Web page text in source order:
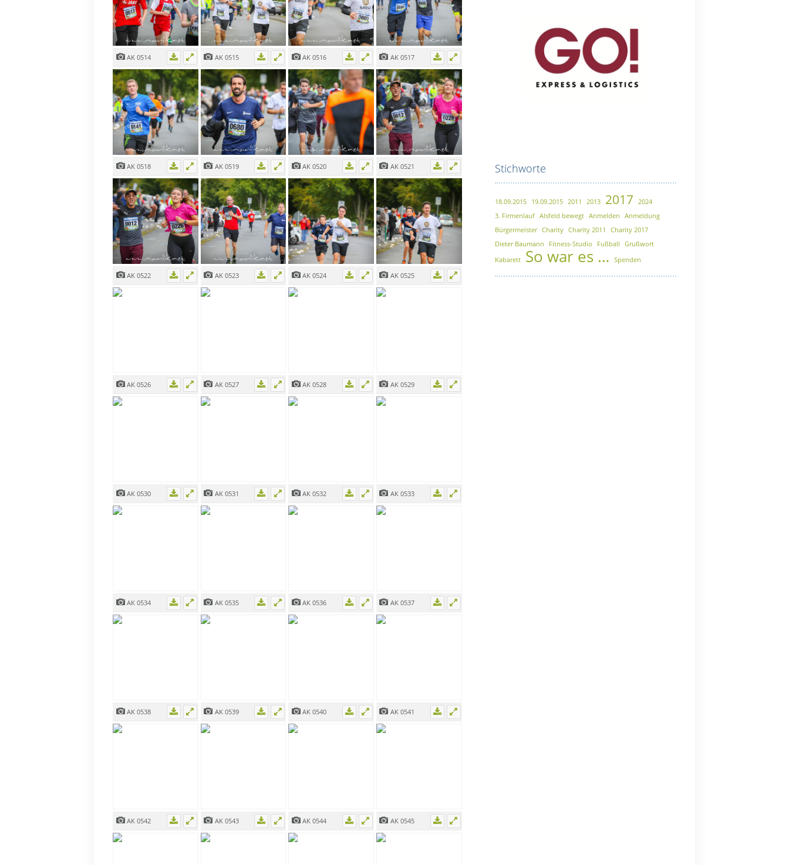
AK 0514 AK 0515 AK 0516 AK 0517
AK 0518 AK 0519 AK 0520 AK 0521
AK 0522 AK 0523 AK 0524 AK 0525
AK 0526 AK 0527 AK 0528 AK 0529
AK 0530 AK 0531 AK 0532 AK 0533
AK 0534 AK 0535 AK 0536 AK 0537
AK 0538 AK 0539 AK 0540 AK 0541
AK 0542 AK 0543 AK 0544 AK 0545
Stichworte
18.09.2015 19.09.2015 2011 2013 2017
2024
3. Firmenlauf Alsfeld bewegt Anmelden Anmeldung
Bürgermeister Charity Charity 2011
Charity 2017
Dieter Baumann
Fitness-Studio Fußball Grußwort
Kabarett
So war es … Spenden